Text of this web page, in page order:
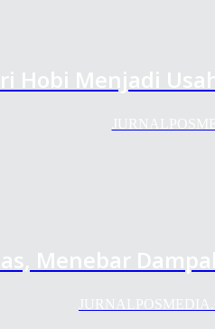
Hobi Menjadi
Menebar